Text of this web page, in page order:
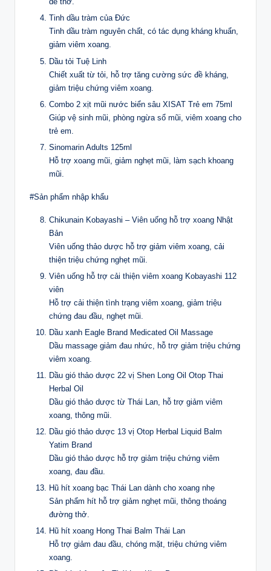
Tinh dầu tràm của Đức
Tinh dầu tràm nguyên chất, có tác dụng kháng khuẩn,
giảm viêm xoang.
Dầu tỏi Tuệ Linh
Chiết xuất từ tỏi, hỗ trợ tăng cường sức đề kháng,
giảm triệu chứng viêm xoang.
Combo 2 xịt mũi nước biển sâu XISAT Trẻ em 75ml
Giúp vệ sinh mũi, phòng ngừa sổ mũi, viêm xoang cho
trẻ em.
Sinomarin Adults 125ml
Hỗ trợ xoang mũi, giảm nghẹt mũi, làm sạch khoang
mũi.
#Sản phẩm nhập khẩu
Chikunain Kobayashi – Viên uống hỗ trợ xoang Nhật
Bản
Viên uống thảo dược hỗ trợ giảm viêm xoang, cải
thiện triệu chứng nghẹt mũi.
Viên uống hỗ trợ cải thiện viêm xoang Kobayashi 112
viên
Hỗ trợ cải thiện tình trạng viêm xoang, giảm triệu
chứng đau đầu, nghẹt mũi.
Dầu xanh Eagle Brand Medicated Oil Massage
Dầu massage giảm đau nhức, hỗ trợ giảm triệu chứng
viêm xoang.
Dầu gió thảo dược 22 vị Shen Long Oil Otop Thai
Herbal Oil
Dầu gió thảo dược từ Thái Lan, hỗ trợ giảm viêm
xoang, thông mũi.
Dầu gió thảo dược 13 vị Otop Herbal Liquid Balm
Yatim Brand
Dầu gió thảo dược hỗ trợ giảm triệu chứng viêm
xoang, đau đầu.
Hũ hít xoang bạc Thái Lan dành cho xoang nhẹ
Sản phẩm hít hỗ trợ giảm nghẹt mũi, thông thoáng
đường thở.
Hũ hít xoang Hong Thai Balm Thái Lan
Hỗ trợ giảm đau đầu, chóng mặt, triệu chứng viêm
xoang.